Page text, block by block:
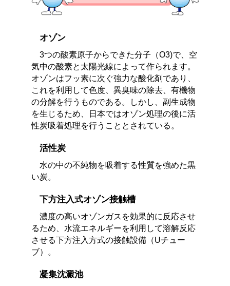
オゾン
3つの酸素原子からできた分子（O3)で、空
気中の酸素と太陽光線によって作られます。
オゾンはフッ素に次ぐ強力な酸化剤であり、
これを利用して色度、異臭味の除去、有機物
の分解を行うものである。しかし、副生成物
を生じるため、日本ではオゾン処理の後に活
性炭吸着処理を行うこととされている。
活性炭
水の中の不純物を吸着する性質を強めた黒
い炭。
下方注入式オゾン接触槽
濃度の高いオゾンガスを効果的に反応させ
るため、水流エネルギーを利用して溶解反応
させる下方注入方式の接触設備（Uチュー
ブ）。
凝集沈澱池